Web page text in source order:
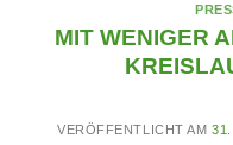
MIT WENIGER
VERÖFFENTLICHT AM